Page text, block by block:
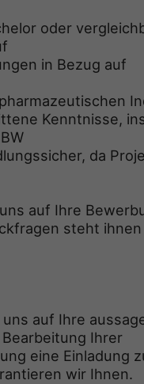
oder
in Bezug auf
Kenntnisse,
da
auf Ihre
steht
auf Ihre
Ihrer
eine Einladung
wir Ihnen.